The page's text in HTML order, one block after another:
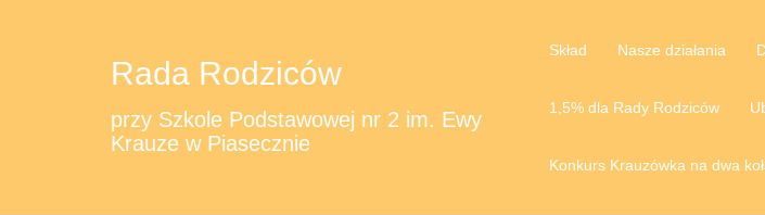
Rada Rodziców
przy Szkole Podstawowej nr 2 im. Ewy
Krauze w Piasecznie
Skład Nasze działania
1,5% dla Rady Rodziców
Konkurs Krauzówka na dwa